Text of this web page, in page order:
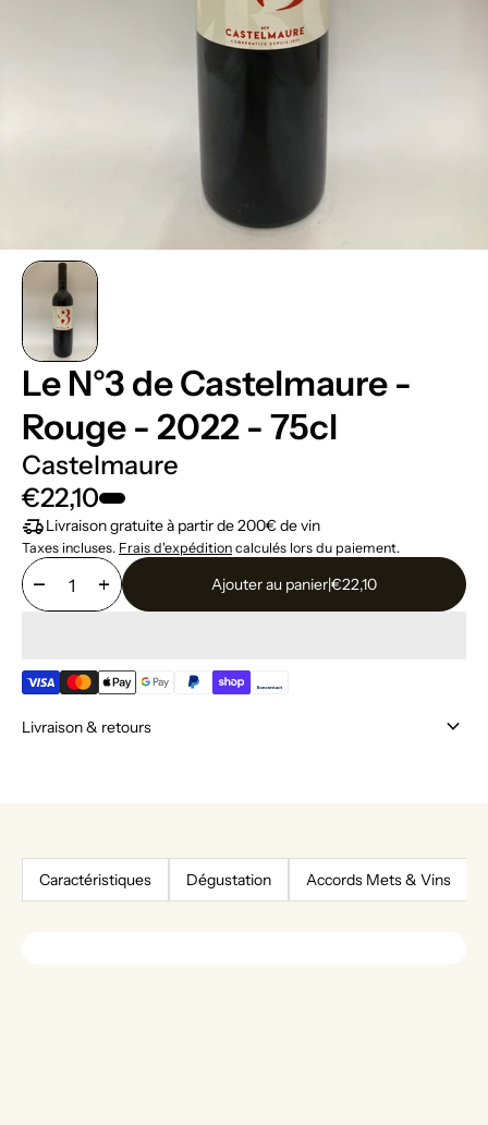
Le N°3 de Castelmaure -
Rouge - 2022 - 75cl
Castelmaure
€22,10
delivery_truck_speedLivraison gratuite à partir de 200€ de vin
Taxes incluses. Frais d'expédition calculés lors du paiement.
remove add Ajouter au panier|€22,10
Livraison & retours keyboard_arrow_down
Caractéristiques Dégustation Accords Mets & Vins